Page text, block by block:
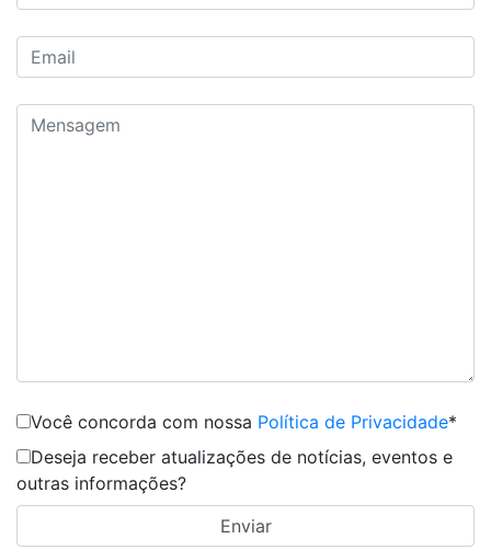
Você concorda com nossa Política de Privacidade*
Deseja receber atualizações de notícias, eventos e
outras informações?